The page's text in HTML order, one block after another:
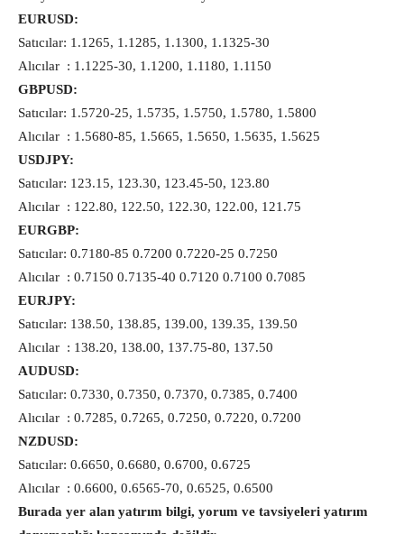
EURUSD:
Satıcılar: 1.1265, 1.1285, 1.1300, 1.1325-30
Alıcılar : 1.1225-30, 1.1200, 1.1180, 1.1150
GBPUSD:
Satıcılar: 1.5720-25, 1.5735, 1.5750, 1.5780, 1.5800
Alıcılar : 1.5680-85, 1.5665, 1.5650, 1.5635, 1.5625
USDJPY:
Satıcılar: 123.15, 123.30, 123.45-50, 123.80
Alıcılar : 122.80, 122.50, 122.30, 122.00, 121.75
EURGBP:
Satıcılar: 0.7180-85 0.7200 0.7220-25 0.7250
Alıcılar : 0.7150 0.7135-40 0.7120 0.7100 0.7085
EURJPY:
Satıcılar: 138.50, 138.85, 139.00, 139.35, 139.50
Alıcılar : 138.20, 138.00, 137.75-80, 137.50
AUDUSD:
Satıcılar: 0.7330, 0.7350, 0.7370, 0.7385, 0.7400
Alıcılar : 0.7285, 0.7265, 0.7250, 0.7220, 0.7200
NZDUSD:
Satıcılar: 0.6650, 0.6680, 0.6700, 0.6725
Alıcılar : 0.6600, 0.6565-70, 0.6525, 0.6500
Burada yer alan yatırım bilgi, yorum ve tavsiyeleri yatırım